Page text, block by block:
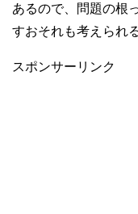
あるので、問題の根
すおそれも考えられ
スポンサーリンク